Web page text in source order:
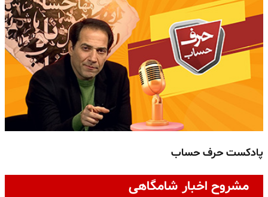
پادکست حرف حساب
مشروح اخبار شامگاهی